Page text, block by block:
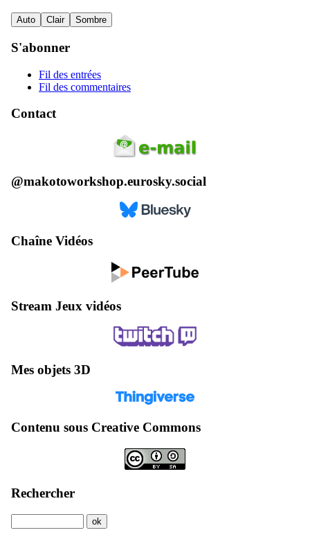
Auto Clair Sombre
S'abonner
Fil des entrées
Fil des commentaires
Contact
@makotoworkshop.eurosky.social
Chaîne Vidéos
Stream Jeux vidéos
Mes objets 3D
Contenu sous Creative Commons
Rechercher